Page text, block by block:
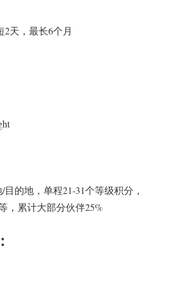
天，最长6个月
的地，单程21-31个等级积分，
，累计大部分伙伴25%